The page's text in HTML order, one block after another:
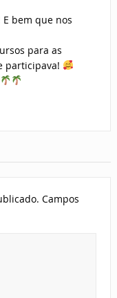
bem que nos
para as
participava!
Campos